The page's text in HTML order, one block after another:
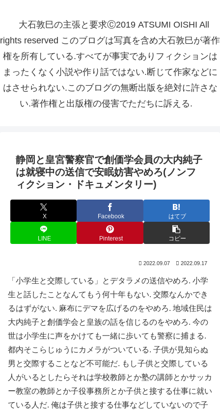
大石敦巳の主張と要求Ⓒ2019 ATSUMI OISHI All
rights reserved このブログは写真を含め大石敦巳が著作
権を所有している.すべてが事実でありフィクションは
まったくなく小説や作り話ではない.断じて作家などに
はさせられない.このブログの無断出版を絶対に許さな
い.著作権と出版権の侵害でただちに訴える.
静岡と皇宮警察官で創価学会員の大内純子
は就寝中の送信で安眠妨害やめろ(ノンフ
ィクション・ドキュメンタリー)
X Facebook はてブ
LINE Pinterest コピー
2022.09.07 2022.09.17
「小学生と交際している」とデタラメの送信やめろ. 小学
生と話したことなんてもう何十年もない. 交際なんかでき
るはずがない. 麻布にデマを広げるのをやめろ. 地域住民は
大内純子と創価学会と皇族の話を信じるのをやめろ. 今の
世は小学生に声をかけても一緒に歩いても警察に捕まる.
都内そこらじゅうにカメラがついている. 子供が見知らぬ
男と交際することなど不可能だ. もし子供と交際している
人がいるとしたらそれは学校教師とか塾の講師とかサッカ
ー教室の教師とか子役事務所とか子供と接する仕事に就い
ている人だ. 俺は子供と接する仕事などしていないので子